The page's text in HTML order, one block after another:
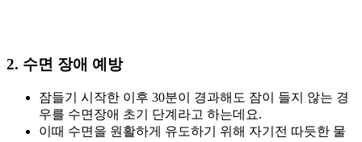
2. 수면 장애 예방
잠들기 시작한 이후 30분이 경과해도 잠이 들지 않는 경
우를 수면장애 초기 단계라고 하는데요.
이때 수면을 원활하게 유도하기 위해 자기전 따듯한 물